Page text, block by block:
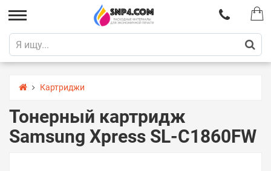
Картриджи
Тонерный картридж
Samsung Xpress SL-C1860FW